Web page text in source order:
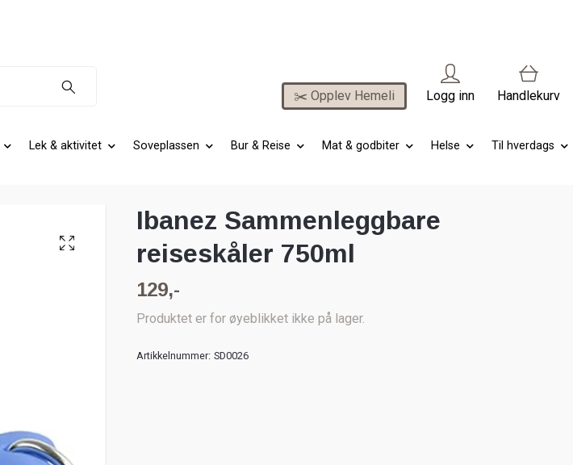
✂️ Opplev Hemeli Logg inn Handlekurv
Lek & aktivitet Soveplassen Bur & Reise Mat & godbiter Helse
Til hverdags
Ibanez Sammenleggbare
reiseskåler 750ml
129,-
Produktet er for øyeblikket ikke på lager.
Artikkelnummer: SD0026